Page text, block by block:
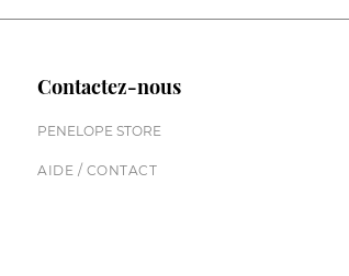
Contactez-nous
PENELOPE STORE
AIDE / CONTACT